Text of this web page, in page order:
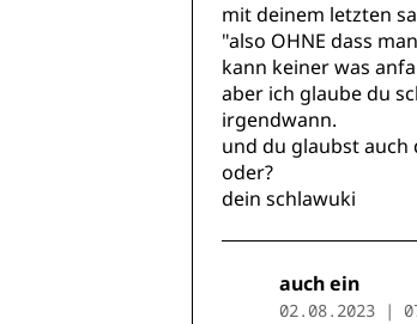
mit deinem letzten
"also OHNE dass
kann keiner was
aber ich glaube du
irgendwann.
und du glaubst auch
oder?
dein schlawuki
auch ein
02.08.2023 |